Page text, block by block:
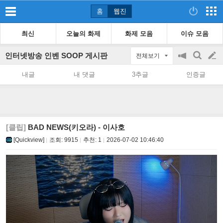
홈 웹진
최신 오늘의 화제 화제 모음 이슈 모음
인터넷방송 인벤 SOOP 게시판 전체보기
공
on/off
검
색
글
쓰
내글 내 댓글 3추글 인증글
[클립] BAD NEWS(키오라) - 이사호
[Quickview] 조회: 9915 추천: 1 2026-07-02 10:46:40